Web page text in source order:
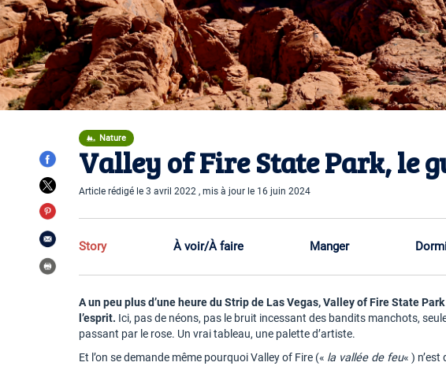
Nature
Valley of Fire State Park, le
Article rédigé le 3 avril 2022 , mis à jour le 16 juin 2024
Story À voir/À faire Manger
A un peu plus d’une heure du Strip de Las Vegas, Valley of Fire State
l’esprit. Ici, pas de néons, pas le bruit incessant des bandits manchots,
passant par le rose. Un vrai tableau, une palette d’artiste.
Et l’on se demande même pourquoi Valley of Fire (« la vallée de feu« )